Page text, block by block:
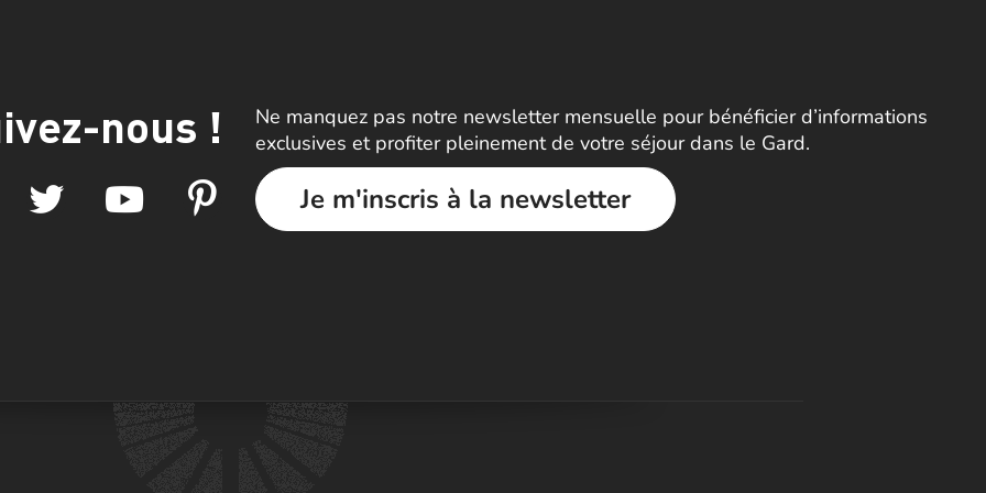
nous !
Ne manquez pas notre newsletter mensuelle pour bénéficier d’informations
exclusives et profiter pleinement de votre séjour dans le Gard.
Je m'inscris à la newsletter